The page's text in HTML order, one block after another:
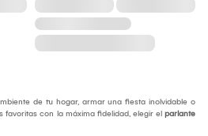
de tu hogar, armar una fiesta inolvidable o
favoritas con la máxima fidelidad, elegir el parlante